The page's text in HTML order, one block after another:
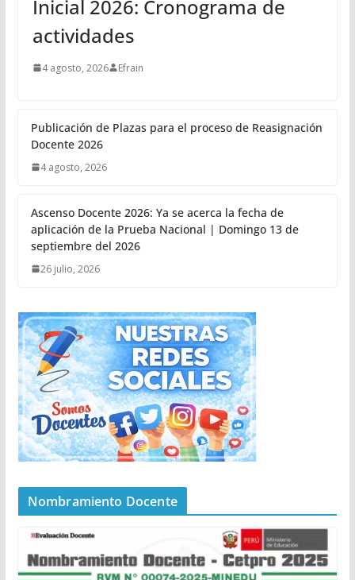
Inicial 2026: Cronograma de
actividades
4 agosto, 2026 Efrain
Publicación de Plazas para el proceso de Reasignación
Docente 2026
4 agosto, 2026
Ascenso Docente 2026: Ya se acerca la fecha de
aplicación de la Prueba Nacional | Domingo 13 de
septiembre del 2026
26 julio, 2026
Nombramiento Docente